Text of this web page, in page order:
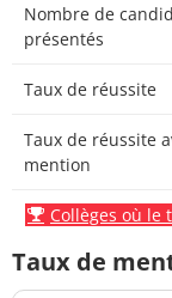
Nombre de
présentés
Taux de réussite
Taux de réussite
mention
Collèges où le
Taux de